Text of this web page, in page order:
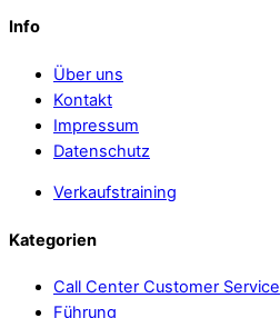
Info
Über uns
Kontakt
Impressum
Datenschutz
Verkaufstraining
Kategorien
Call Center Customer Service
Führung